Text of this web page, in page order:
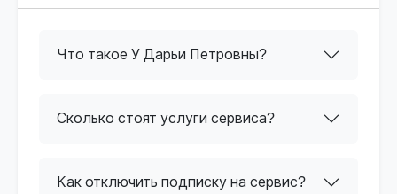
Что такое У Дарьи Петровны?
Сколько стоят услуги сервиса?
Как отключить подписку на сервис?